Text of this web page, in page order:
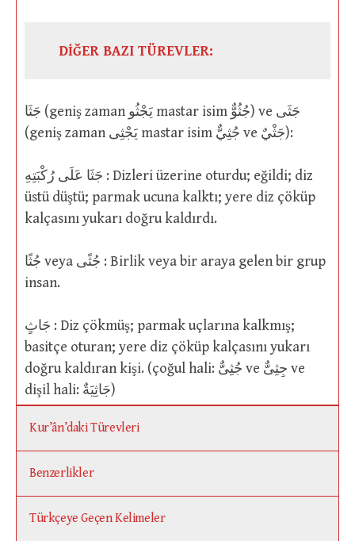
DİĞER BAZI TÜREVLER:
جَثَا (geniş zaman يَجْثُو mastar isim جُثُوٌّ) ve جَثَى
(geniş zaman يَجْثِى mastar isim جُثِيٌّ ve جَثْيٌ):
جَثَا عَلَى رُكْبَتِهِ : Dizleri üzerine oturdu; eğildi; diz
üstü düştü; parmak ucuna kalktı; yere diz çöküp
kalçasını yukarı doğru kaldırdı.
جُثًا veya جُثًى : Birlik veya bir araya gelen bir grup
insan.
جَاثٍ : Diz çökmüş; parmak uçlarına kalkmış;
basitçe oturan; yere diz çöküp kalçasını yukarı
doğru kaldıran kişi. (çoğul hali: جُثِىٌّ ve جِثِىٌّ ve
dişil hali: جَاثِيَةٌ)
Kur’ân’daki Türevleri
Benzerlikler
Türkçeye Geçen Kelimeler